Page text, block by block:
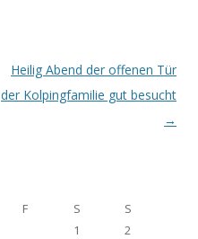
Heilig Abend der offenen Tür
der Kolpingfamilie gut besucht
→
F S
S
1
2